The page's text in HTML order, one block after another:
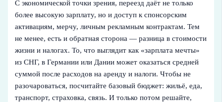
С экономической точки зрения, переезд даёт не только
более высокую зарплату, но и доступ к спонсорским
активациям, мерчу, личным рекламным контрактам. Тем
не менее, есть и обратная сторона — разница в стоимости
жизни и налогах. То, что выглядит как «зарплата мечты»
из СНГ, в Германии или Дании может оказаться средней
суммой после расходов на аренду и налоги. Чтобы не
разочароваться, посчитайте базовый бюджет: жильё, еда,
транспорт, страховка, связь. И только потом решайте,